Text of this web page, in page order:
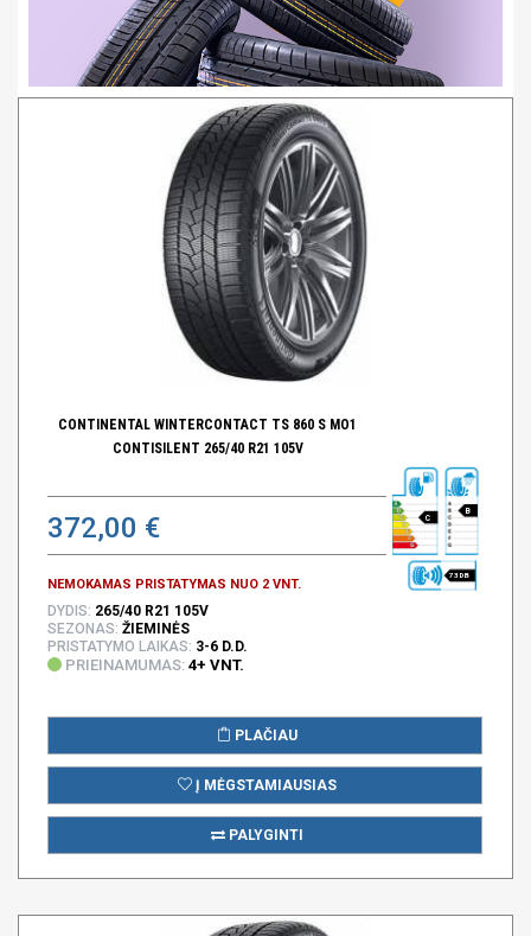
CONTINENTAL WINTERCONTACT TS 860 S MO1
CONTISILENT 265/40 R21 105V
372,00 €
NEMOKAMAS PRISTATYMAS NUO 2 VNT.
C
B
73 DB
DYDIS: 265/40 R21 105V
SEZONAS: ŽIEMINĖS
PRISTATYMO LAIKAS: 3-6 D.D.
PRIEINAMUMAS: 4+ VNT.
PLAČIAU
Į MĖGSTAMIAUSIAS
PALYGINTI